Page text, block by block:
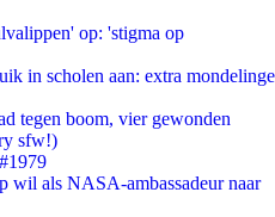
op: 'stigma op
in scholen aan: extra mondelinge
tegen boom, vier gewonden
sfw!)
wil als NASA-ambassadeur naar